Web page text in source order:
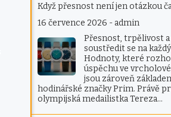
Když přesnost není jen otázkou
16 července 2026 - admin
Přesnost, trpělivost
soustředit se na
Hodnoty, které
úspěchu ve
jsou zároveň
hodinářské značky Prim. Právě
olympijská medailistka Tereza…